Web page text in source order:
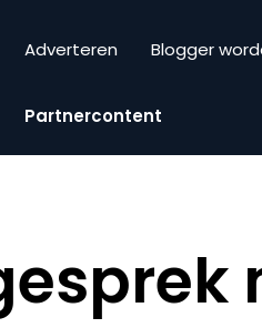
Adverteren Blogger
Partnercontent